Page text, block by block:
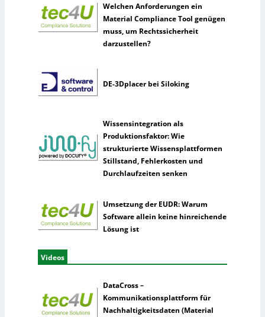
Welchen Anforderungen ein
Material Compliance Tool genügen
muss, um Rechtssicherheit
darzustellen?
DE-3Dplacer bei Siloking
Wissensintegration als
Produktionsfaktor: Wie
strukturierte Wissensplattformen
Stillstand, Fehlerkosten und
Durchlaufzeiten senken
Umsetzung der EUDR: Warum
Software allein keine hinreichende
Lösung ist
Videos
DataCross –
Kommunikationsplattform für
Nachhaltigkeitsdaten (Material